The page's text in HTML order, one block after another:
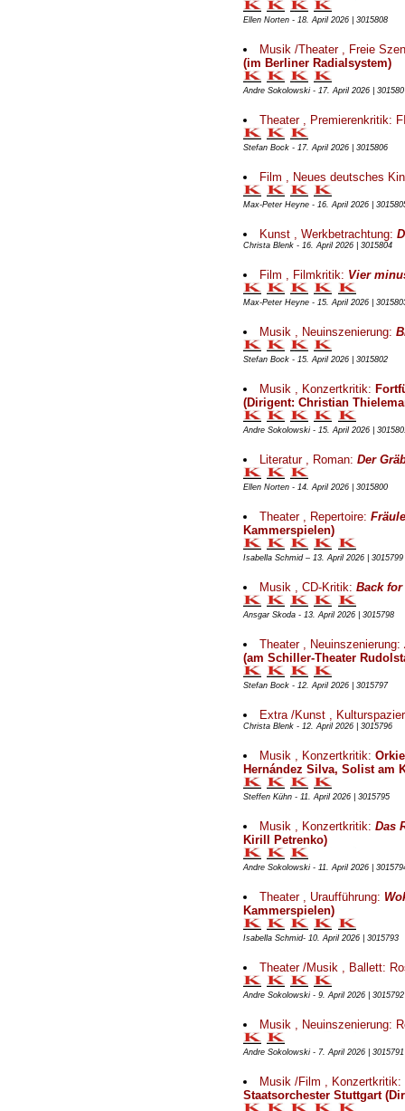
Ellen Norten - 18. April 2026 | 3015808
Musik /Theater , Freie
(im Berliner Radialsystem)
Andre Sokolowski - 17. April 2026 |
Theater , Premierenkritik:
Stefan Bock - 17. April 2026 | 3015806
Film , Neues deutsches
Max-Peter Heyne - 16. April 2026 |
Kunst , Werkbetrachtung:
Christa Blenk - 16. April 2026 | 3015804
Film , Filmkritik: Vier
Max-Peter Heyne - 15. April 2026 |
Musik , Neuinszenierung:
Stefan Bock - 15. April 2026 | 3015802
Musik , Konzertkritik:
(Dirigent: Christian
Andre Sokolowski - 15. April 2026 |
Literatur , Roman: Der
Ellen Norten - 14. April 2026 | 3015800
Theater , Repertoire:
Kammerspielen)
Isabella Schmid – 13. April 2026 | 3015799
Musik , CD-Kritik: Back
Ansgar Skoda - 13. April 2026 | 3015798
Theater , Neuinszenierung:
(am Schiller-Theater
Stefan Bock - 12. April 2026 | 3015797
Extra /Kunst ,
Christa Blenk - 12. April 2026 | 3015796
Musik , Konzertkritik:
Hernández Silva, Solist am
Steffen Kühn - 11. April 2026 | 3015795
Musik , Konzertkritik: Das
Kirill Petrenko)
Andre Sokolowski - 11. April 2026 |
Theater , Uraufführung:
Kammerspielen)
Isabella Schmid- 10. April 2026 | 3015793
Theater /Musik , Ballett:
Andre Sokolowski - 9. April 2026 | 3015792
Musik , Neuinszenierung:
Andre Sokolowski - 7. April 2026 | 3015791
Musik /Film , Konzertkritik:
Staatsorchester Stuttgart